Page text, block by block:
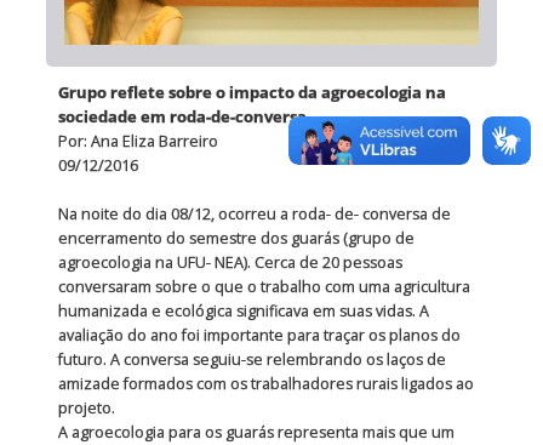
Grupo reflete sobre o impacto da agroecologia na
sociedade em roda-de-conversa
Por: Ana Eliza Barreiro
09/12/2016
Na noite do dia 08/12, ocorreu a roda- de- conversa de
encerramento do semestre dos guarás (grupo de
agroecologia na UFU- NEA). Cerca de 20 pessoas
conversaram sobre o que o trabalho com uma agricultura
humanizada e ecológica significava em suas vidas. A
avaliação do ano foi importante para traçar os planos do
futuro. A conversa seguiu-se relembrando os laços de
amizade formados com os trabalhadores rurais ligados ao
projeto.
A agroecologia para os guarás representa mais que um